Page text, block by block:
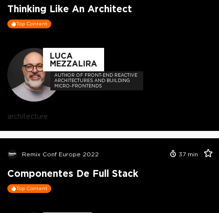
Thinking Like An Architect
Top Content
LUCA
MEZZALIRA
AUTHOR OF FRONT-END REACTIVE
ARCHITECTURES AND BUILDING
MICRO-FRONTENDS
architecture
Remix Conf Europe 2022 37 min
Componentes De Full Stack
Top Content